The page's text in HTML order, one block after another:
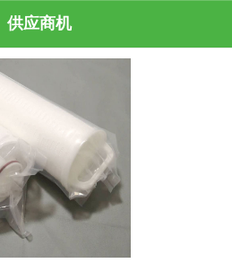
供应商机